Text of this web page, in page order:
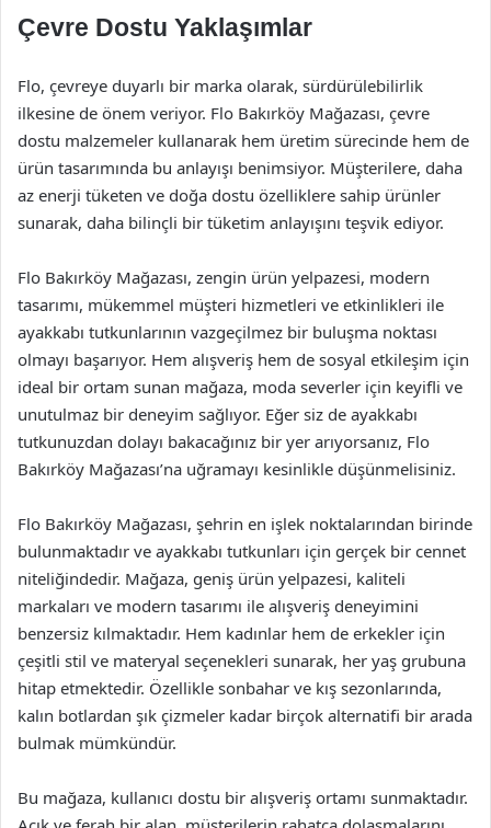
Çevre Dostu Yaklaşımlar
Flo, çevreye duyarlı bir marka olarak, sürdürülebilirlik
ilkesine de önem veriyor. Flo Bakırköy Mağazası, çevre
dostu malzemeler kullanarak hem üretim sürecinde hem de
ürün tasarımında bu anlayışı benimsiyor. Müşterilere, daha
az enerji tüketen ve doğa dostu özelliklere sahip ürünler
sunarak, daha bilinçli bir tüketim anlayışını teşvik ediyor.
Flo Bakırköy Mağazası, zengin ürün yelpazesi, modern
tasarımı, mükemmel müşteri hizmetleri ve etkinlikleri ile
ayakkabı tutkunlarının vazgeçilmez bir buluşma noktası
olmayı başarıyor. Hem alışveriş hem de sosyal etkileşim için
ideal bir ortam sunan mağaza, moda severler için keyifli ve
unutulmaz bir deneyim sağlıyor. Eğer siz de ayakkabı
tutkunuzdan dolayı bakacağınız bir yer arıyorsanız, Flo
Bakırköy Mağazası’na uğramayı kesinlikle düşünmelisiniz.
Flo Bakırköy Mağazası, şehrin en işlek noktalarından birinde
bulunmaktadır ve ayakkabı tutkunları için gerçek bir cennet
niteliğindedir. Mağaza, geniş ürün yelpazesi, kaliteli
markaları ve modern tasarımı ile alışveriş deneyimini
benzersiz kılmaktadır. Hem kadınlar hem de erkekler için
çeşitli stil ve materyal seçenekleri sunarak, her yaş grubuna
hitap etmektedir. Özellikle sonbahar ve kış sezonlarında,
kalın botlardan şık çizmeler kadar birçok alternatifi bir arada
bulmak mümkündür.
Bu mağaza, kullanıcı dostu bir alışveriş ortamı sunmaktadır.